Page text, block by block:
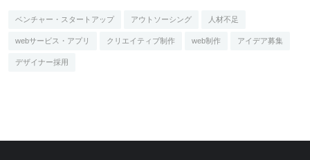
ベンチャー・スタートアップ アウトソーシング 人材不足
webサービス・アプリ クリエイティブ制作 web制作 アイデア募集
デザイナー採用